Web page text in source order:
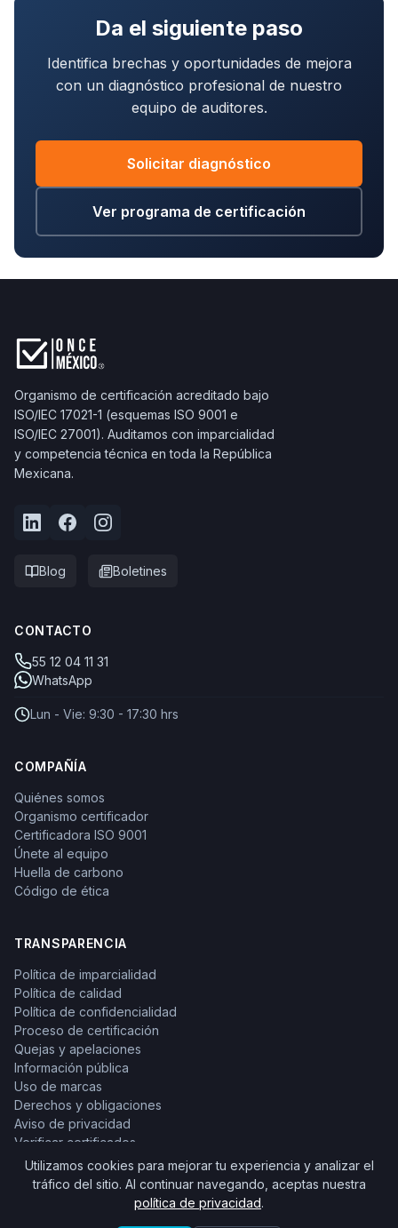
Da el siguiente paso
Identifica brechas y oportunidades de mejora
con un diagnóstico profesional de nuestro
equipo de auditores.
Solicitar diagnóstico
Ver programa de certificación
Organismo de certificación acreditado bajo
ISO/IEC 17021-1 (esquemas ISO 9001 e
ISO/IEC 27001). Auditamos con imparcialidad
y competencia técnica en toda la República
Mexicana.
Blog Boletines
CONTACTO
55 12 04 11 31
WhatsApp
Lun - Vie: 9:30 - 17:30 hrs
COMPAÑÍA
Quiénes somos
Organismo certificador
Certificadora ISO 9001
Únete al equipo
Huella de carbono
Código de ética
TRANSPARENCIA
Política de imparcialidad
Política de calidad
Política de confidencialidad
Proceso de certificación
Quejas y apelaciones
Información pública
Uso de marcas
Derechos y obligaciones
Aviso de privacidad
Verificar certificados
Utilizamos cookies para mejorar tu experiencia y analizar el
tráfico del sitio. Al continuar navegando, aceptas nuestra
política de privacidad.